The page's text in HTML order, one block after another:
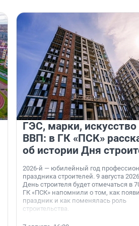
ГЭС, марки, искусство
ВВП: в ГК «ПСК»
об истории Дня
2026-й — юбилейный год
праздника строителей. 9 августа
День строителя будет отмечаться в
ГК «ПСК» напомнили о том, как
праздник и как поменялась роль
строительства.